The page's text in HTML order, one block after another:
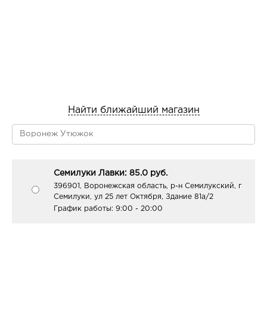
Найти ближайший магазин
Семилуки Лавки: 85.0 руб.
396901, Воронежская область, р-н Семилукский, г
Семилуки, ул 25 лет Октября, Здание 81а/2
График работы: 9:00 - 20:00